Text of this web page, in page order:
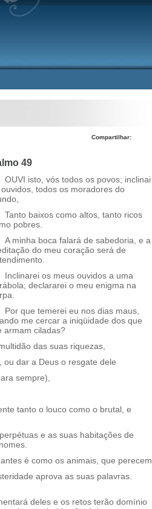
Compartilhar:
49
OUVI isto, vós todos os povos; inclinai
todos os moradores do
Tanto baixos como altos, tanto ricos
pobres.
A minha boca falará de sabedoria, e a
do meu coração será de
Inclinarei os meus ouvidos a uma
declararei o meu enigma na
Por que temerei eu nos dias maus,
me cercar a iniqüidade dos que
armam ciladas?
das suas riquezas,
dar a Deus o resgate dele
sempre),
tanto o louco como o brutal, e
e as suas habitações de
é como os animais, que perecem.
aprova as suas palavras.
deles e os retos terão domínio